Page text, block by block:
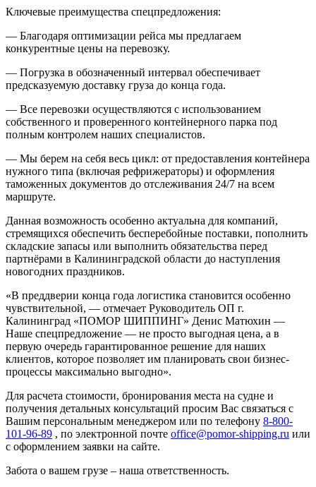
Ключевые преимущества спецпредложения:
— Благодаря оптимизации рейса мы предлагаем
конкурентные цены на перевозку.
— Погрузка в обозначенный интервал обеспечивает
предсказуемую доставку груза до конца года.
— Все перевозки осуществляются с использованием
собственного и проверенного контейнерного парка под
полным контролем наших специалистов.
— Мы берем на себя весь цикл: от предоставления контейнера
нужного типа (включая рефрижераторы) и оформления
таможенных документов до отслеживания 24/7 на всем
маршруте.
Данная возможность особенно актуальна для компаний,
стремящихся обеспечить бесперебойные поставки, пополнить
складские запасы или выполнить обязательства перед
партнёрами в Калининградской области до наступления
новогодних праздников.
«В преддверии конца года логистика становится особенно
чувствительной, — отмечает Руководитель ОП г.
Калининград «ПОМОР ШИППИНГ» Денис Матюхин —
Наше спецпредложение — не просто выгодная цена, а в
первую очередь гарантированное решение для наших
клиентов, которое позволяет им планировать свои бизнес-
процессы максимально выгодно».
Для расчета стоимости, бронирования места на судне и
получения детальных консультаций просим Вас связаться с
Вашим персональным менеджером или по телефону 8-800-
101-96-89 , по электронной почте office@pomor-shipping.ru или
с оформлением заявки на сайте.
Забота о вашем грузе – наша ответственность.